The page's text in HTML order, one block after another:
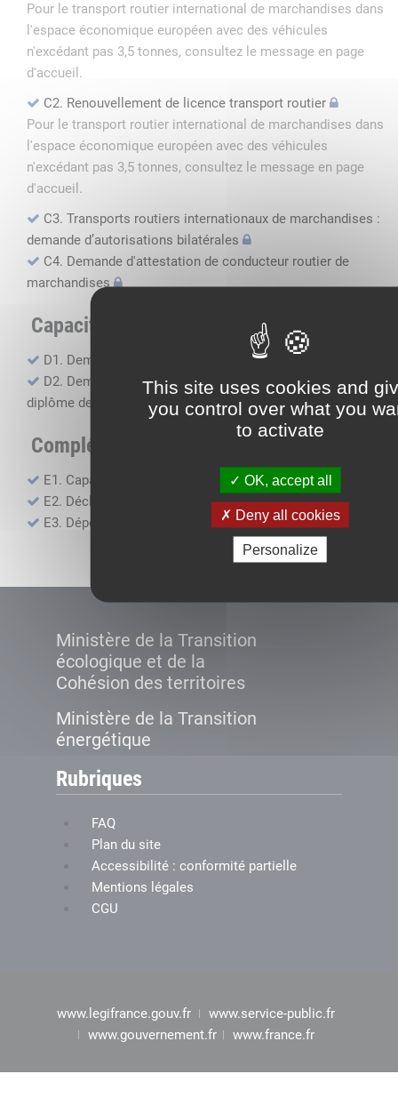
This site uses cookies and
you control over what you
to activate
OK, accept all
Deny all cookies
Personalize
Pour le transport routier international de marchandises dans
l'espace économique européen avec des véhicules
n'excédant pas 3,5 tonnes, consultez le message en page
d'accueil.
C2. Renouvellement de licence transport routier
Pour le transport routier international de marchandises dans
l'espace économique européen avec des véhicules
n'excédant pas 3,5 tonnes, consultez le message en page
d'accueil.
C3. Transports routiers internationaux de marchandises :
demande d’autorisations bilatérales
C4. Demande d'attestation de conducteur routier de
marchandises
Capacité professionnelle
D1. Demande d’attestation de capacité professionnelle
D2. Demande de certificat attestant l'obtention du
diplôme de capacité professionnelle
Compléments, suivi financier
E1. Capacité financière
E2. Déclaration de sous-traitance
E3. Dépôt des comptes annuels
Ministère de la Transition
écologique et de la
Cohésion des territoires
Ministère de la Transition
énergétique
Rubriques
FAQ
Plan du site
Accessibilité : conformité partielle
Mentions légales
CGU
www.legifrance.gouv.fr
www.service-public.fr
www.gouvernement.fr
www.france.fr